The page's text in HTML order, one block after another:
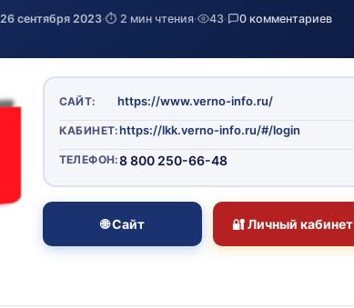
26 сентября 2023·⏱️ 2 мин чтения· 43· 0 комментариев
САЙТ: https://www.verno-info.ru/
КАБИНЕТ:https://lkk.verno-info.ru/#/login
ТЕЛЕФОН:8 800 250-66-48
🌐 Сайт 🔐 Личный кабинет